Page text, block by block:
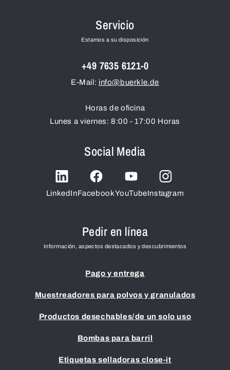
Servicio
Estamos a su disposición
+49 7635 6121-0
E-Mail: info@buerkle.de
Horas de oficina
Lunes a viernes: 8:00 - 17:00 Horas
Social Media
LinkedInFacebookYouTubeInstagram
Pedir en línea
Información, aspectos destacados y descubrimientos
Pago y entrega
Muestreadores para polvos y granulados
Productos desechables/de un solo uso
Bombas para barril
Etiquetas selladoras close-it